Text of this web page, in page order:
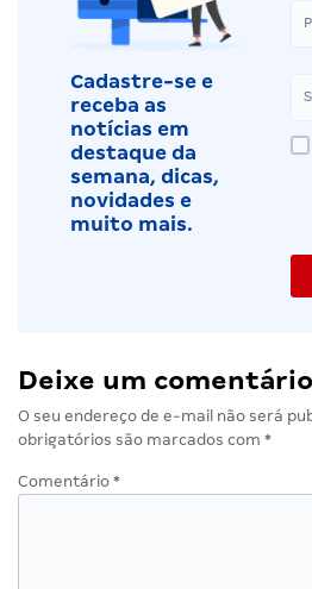
Cadastre-se e
receba as
notícias em
destaque da
semana, dicas,
novidades e
muito mais.
Deixe um comentário
O seu endereço de e-mail não será
obrigatórios são marcados com *
Comentário *